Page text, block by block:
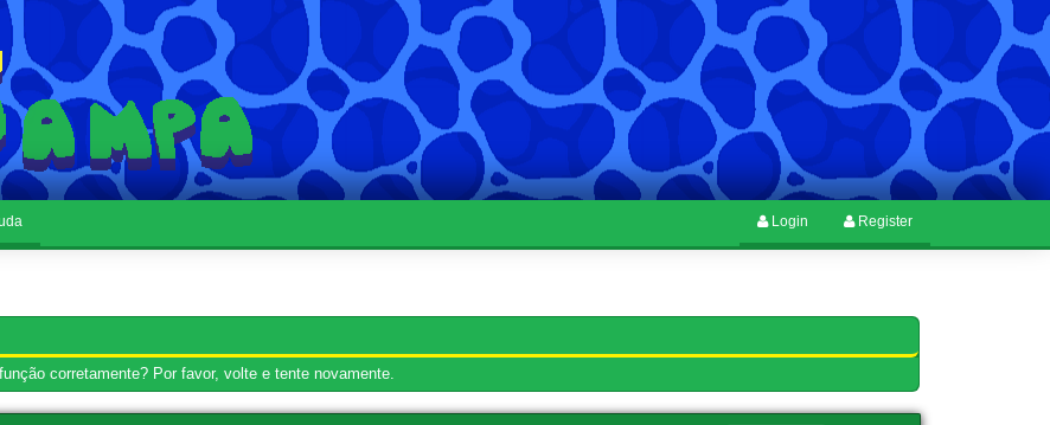
Register
Login
corretamente? Por favor, volte e tente novamente.